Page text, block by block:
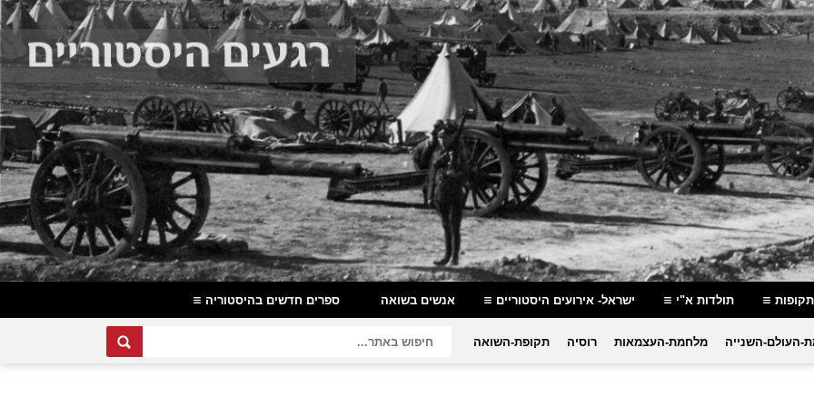
תקופות תולדות א"י ישראל- אירועים היסטוריים אנשים בשואה ספרים חדשים בהיסטוריה
העולם-השנייה מלחמת-העצמאות רוסיה תקופת-השואה